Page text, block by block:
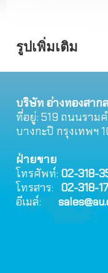
รูปเพิ่มเติม
บริษัท อ่างทองสาก
ที่อยู่: 519 ถนนราม
บางกะปิ กรุงเทพฯ
ฝ่ายขาย
โทรศัพท์: 02-318-
โทรสาร: 02-318-
อีเมล์: